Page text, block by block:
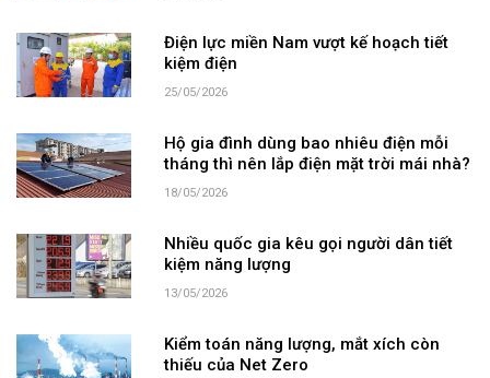
Điện lực miền Nam vượt kế hoạch tiết
kiệm điện
25/05/2026
Hộ gia đình dùng bao nhiêu điện mỗi
tháng thì nên lắp điện mặt trời mái nhà?
18/05/2026
Nhiều quốc gia kêu gọi người dân tiết
kiệm năng lượng
13/05/2026
Kiểm toán năng lượng, mắt xích còn
thiếu của Net Zero